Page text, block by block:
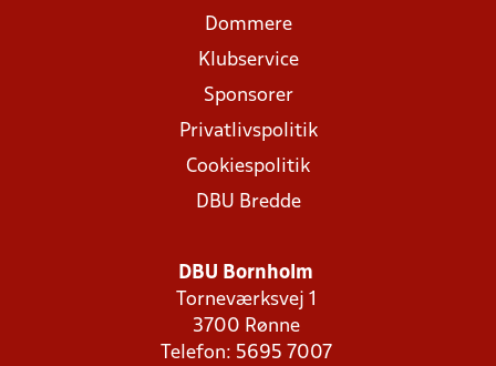
Dommere
Klubservice
Sponsorer
Privatlivspolitik
Cookiespolitik
DBU Bredde
DBU Bornholm
Torneværksvej 1
3700 Rønne
Telefon: 5695 7007